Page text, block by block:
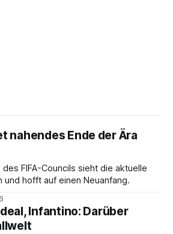
nahendes Ende der Ära
FIFA-Councils sieht die aktuelle
und hofft auf einen Neuanfang.
Infantino: Darüber